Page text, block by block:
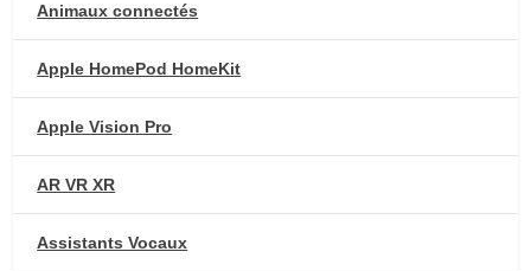
Animaux connectés
Apple HomePod HomeKit
Apple Vision Pro
AR VR XR
Assistants Vocaux